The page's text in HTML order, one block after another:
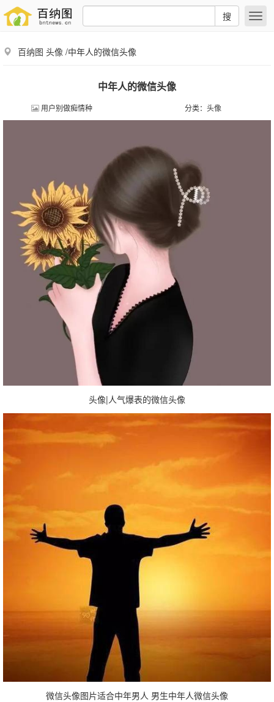
搜
百纳图 头像 /中年人的微信头像
中年人的微信头像
用户别做痴情种 分类： 头像
头像|人气爆表的微信头像
微信头像图片适合中年男人 男生中年人微信头像